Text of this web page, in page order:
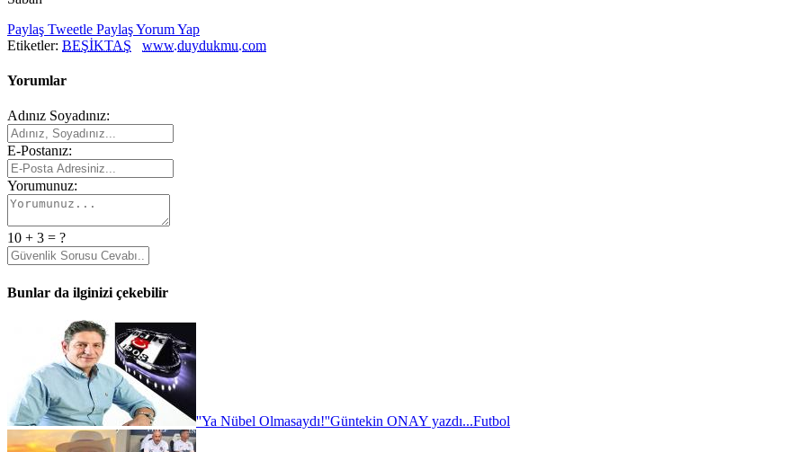
Paylaş Tweetle PaylaşYorum Yap
Etiketler: BEŞİKTAŞ www.duydukmu.com
Yorumlar
Adınız Soyadınız:
E-Postanız:
Yorumunuz:
10 + 3 = ?
Bunlar da ilginizi çekebilir
''Ya Nübel Olmasaydı!''Güntekin ONAY yazdı...Futbol